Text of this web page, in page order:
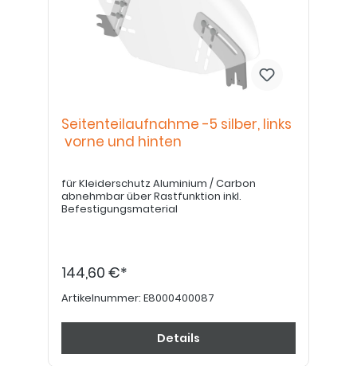
Seitenteilaufnahme -5 silber, links
vorne und hinten
für Kleiderschutz Aluminium / Carbon
abnehmbar über Rastfunktion inkl.
Befestigungsmaterial
144,60 €*
Artikelnummer: E8000400087
Details